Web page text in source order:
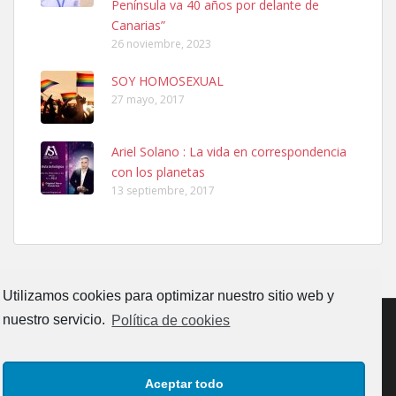
Utilizamos cookies para optimizar nuestro sitio web y
nuestro servicio. Política de cookies
Aceptar todo
calle, se perdió por la zon...
Leales.org » Gran Canaria
Adopcion
Busco casa de acogida para mi perrita ya que por temas de trabajo
Gata joven encontrada
Península va 40 años por delante de
Canarias”
26 noviembre, 2023
SOY HOMOSEXUAL
27 mayo, 2017
Ariel Solano : La vida en correspondencia
con los planetas
13 septiembre, 2017